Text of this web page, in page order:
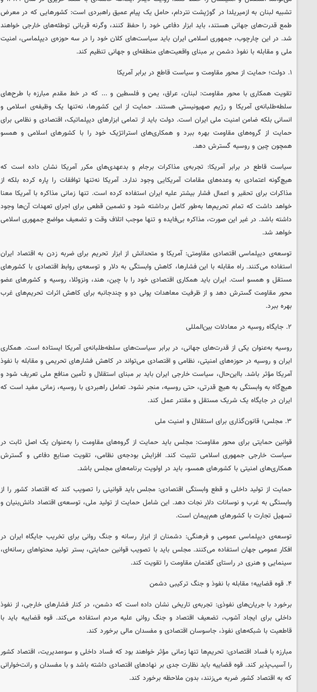
تشبیه لبنان به ازمیریلدا در گوژپشت نتردام، حامل یک پیام عمیق راهبردی است: کشورهایی که در معرض
طمع قدرت‌های جهانی هستند، باید ابزار دفاعی خود را حفظ کنند، وگرنه قربانی توطئه‌های خارجی خواهند
شد. در این چارچوب، جمهوری اسلامی ایران باید سیاست‌های کلان خود را در سه حوزه‌ی دیپلماسی، امنیت
ملی و مقابله با نفوذ دشمن بر مبنای واقعیت‌های منطقه‌ای و جهانی تنظیم کند.
۱. دولت؛ حمایت از محور مقاومت و سیاست قاطع در برابر آمریکا
تقویت همکاری با محور مقاومت: لبنان، عراق، یمن و فلسطین و ... که در خط مقدم مبارزه با طرح‌های
سلطه‌طلبانه‌ی آمریکا و رژیم صهیونیستی هستند. حمایت از این کشورها، نه‌تنها یک وظیفه‌ی اسلامی و
انسانی بلکه ضامن امنیت ملی ایران است. دولت باید از تمامی ابزارهای دیپلماتیک، اقتصادی و نظامی برای
حمایت از گروه‌های مقاومت بهره ببرد و همکاری‌های استراتژیک خود را با کشورهای اسلامی و همسو
همچون چین و روسیه گسترش دهد.
سیاست قاطع در برابر آمریکا: تجربه‌ی مذاکرات برجام و بدعهدی‌های مکرر آمریکا نشان داده است که
هیچ‌گونه اعتمادی به وعده‌های مقامات آمریکایی وجود ندارد. آمریکا نه‌تنها توافقات را پاره کرده بلکه از
مذاکرات برای تحقیر و اعمال فشار بیشتر علیه ایران استفاده کرده است. تنها زمانی مذاکره با آمریکا معنا
خواهد داشت که تمام تحریم‌ها به‌طور کامل برداشته شود و تضمین قطعی برای اجرای تعهدات آن‌ها وجود
داشته باشد. در غیر این صورت، مذاکره بی‌فایده و تنها موجب اتلاف وقت و تضعیف مواضع جمهوری اسلامی
خواهد شد.
توسعه‌ی دیپلماسی اقتصادی مقاومتی: آمریکا و متحدانش از ابزار تحریم برای ضربه زدن به اقتصاد ایران
استفاده می‌کنند. راه مقابله با این فشارها، کاهش وابستگی به دلار و توسعه‌ی روابط اقتصادی با کشورهای
مستقل و همسو است. ایران باید همکاری اقتصادی خود را با چین، هند، ونزوئلا، روسیه و کشورهای عضو
محور مقاومت گسترش دهد و از ظرفیت معاهدات پولی دو و چندجانبه برای کاهش اثرات تحریم‌های غرب
بهره ببرد.
۲. جایگاه روسیه در معادلات بین‌المللی
روسیه به‌عنوان یکی از قدرت‌های جهانی، در برابر سیاست‌های سلطه‌طلبانه‌ی آمریکا ایستاده است. همکاری
ایران و روسیه در حوزه‌های امنیتی، نظامی و اقتصادی می‌تواند در کاهش فشارهای تحریمی و مقابله با نفوذ
آمریکا مؤثر باشد. بااین‌حال، سیاست خارجی ایران باید بر مبنای استقلال و تأمین منافع ملی تعریف شود و
هیچ‌گاه به وابستگی به هیچ قدرتی، حتی روسیه، منجر نشود. تعامل راهبردی با روسیه، زمانی مفید است که
ایران در جایگاه یک شریک مستقل و مقتدر عمل کند.
۳. مجلس؛ قانون‌گذاری برای استقلال و امنیت ملی
قوانین حمایتی برای محور مقاومت: مجلس باید حمایت از گروه‌های مقاومت را به‌عنوان یک اصل ثابت در
سیاست خارجی جمهوری اسلامی تثبیت کند. افزایش بودجه‌ی نظامی، تقویت صنایع دفاعی و گسترش
همکاری‌های امنیتی با کشورهای همسو، باید در اولویت برنامه‌های مجلس باشد.
حمایت از تولید داخلی و قطع وابستگی اقتصادی: مجلس باید قوانینی را تصویب کند که اقتصاد کشور را از
وابستگی به غرب و نوسانات دلار نجات دهد. این شامل حمایت از تولید ملی، توسعه‌ی اقتصاد دانش‌بنیان و
تسهیل تجارت با کشورهای هم‌پیمان است.
توسعه‌ی دیپلماسی عمومی و فرهنگی: دشمنان از ابزار رسانه و جنگ روانی برای تخریب جایگاه ایران در
افکار عمومی جهان استفاده می‌کنند. مجلس باید با تصویب قوانین حمایتی، بستر تولید محتواهای رسانه‌ای،
سینمایی و هنری در راستای گفتمان مقاومت را تقویت کند.
۴. قوه قضاییه؛ مقابله با نفوذ و جنگ ترکیبی دشمن
برخورد با جریان‌های نفوذی: تجربه‌ی تاریخی نشان داده است که دشمن، در کنار فشارهای خارجی، از نفوذ
داخلی برای ایجاد آشوب، تضعیف اقتصاد و جنگ روانی علیه مردم استفاده می‌کند. قوه قضاییه باید با
قاطعیت با شبکه‌های نفوذ، جاسوسان اقتصادی و مفسدان مالی برخورد کند.
مبارزه با فساد اقتصادی: تحریم‌ها تنها زمانی مؤثر خواهند بود که فساد داخلی و سوءمدیریت، اقتصاد کشور
را آسیب‌پذیر کند. قوه قضاییه باید نظارت جدی بر نهادهای اقتصادی داشته باشد و با مفسدان و رانت‌خوارانی
که به اقتصاد کشور ضربه می‌زنند، بدون ملاحظه برخورد کند.